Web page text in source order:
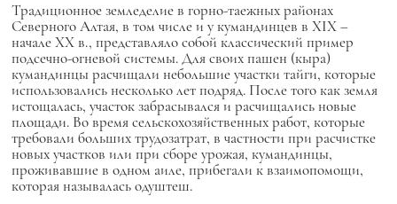
Традиционное земледелие в горно-таежных районах
Северного Алтая, в том числе и у кумандинцев в XIX –
начале XX в., представляло собой классический пример
подсечно-огневой системы. Для своих пашен (кыра)
кумандинцы расчищали небольшие участки тайги, которые
использовались несколько лет подряд. После того как земля
истощалась, участок забрасывался и расчищались новые
площади. Во время сельскохозяйственных работ, которые
требовали больших трудозатрат, в частности при расчистке
новых участков или при сборе урожая, кумандинцы,
проживавшие в одном аиле, прибегали к взаимопомощи,
которая называлась одуштеш.